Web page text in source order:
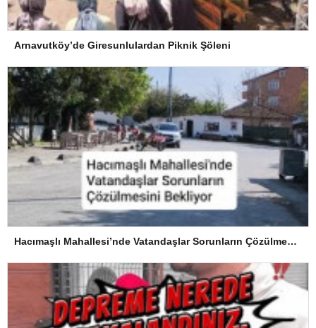
Arnavutköy’de Giresunlulardan Piknik Şöleni
Hacımaşlı Mahallesi’nde Vatandaşlar Sorunların Çözülmesini Bekliyor